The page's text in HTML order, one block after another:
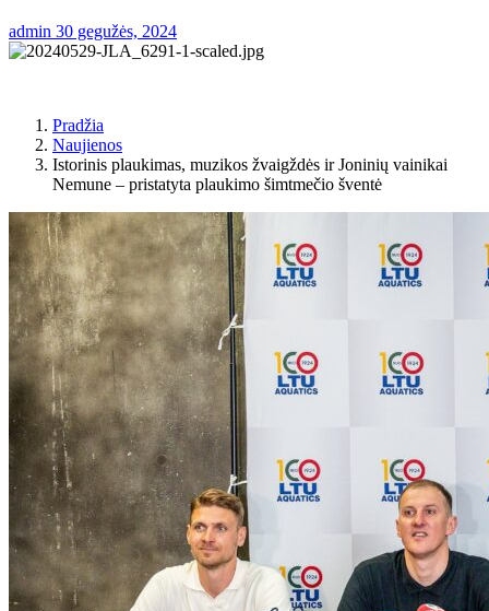
admin 30 gegužės, 2024
Pradžia
Naujienos
Istorinis plaukimas, muzikos žvaigždės ir Joninių vainikai
Nemune – pristatyta plaukimo šimtmečio šventė